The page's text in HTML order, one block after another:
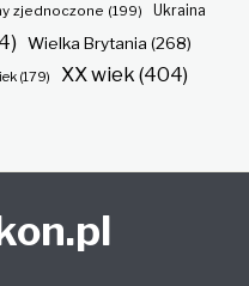
zjednoczone (199)
Ukraina
Wielka Brytania (268)
(179) XX wiek (404)